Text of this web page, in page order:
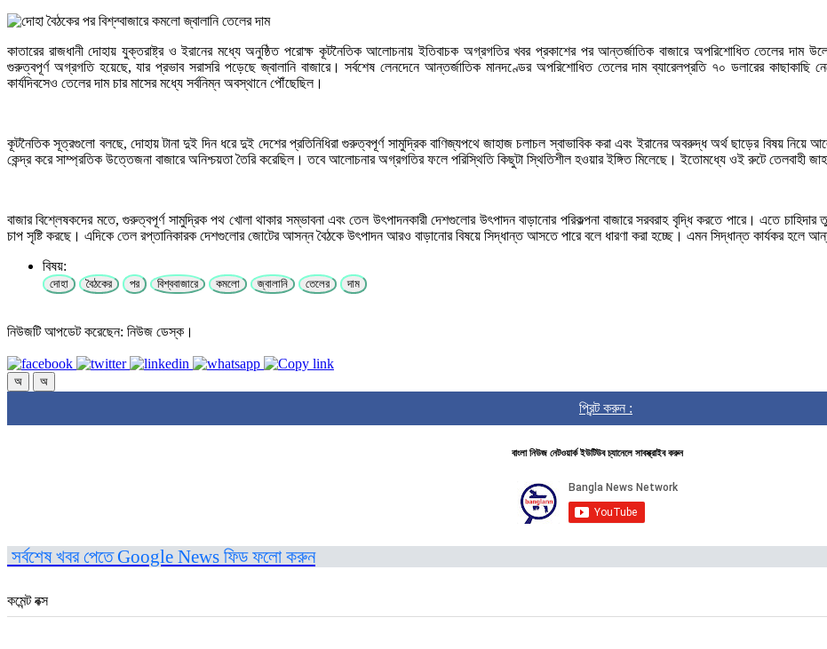
কাতারের রাজধানী দোহায় যুক্তরাষ্ট্র ও ইরানের মধ্যে অনুষ্ঠিত পরোক্ষ কূটনৈতিক আলোচনায় ইতিবাচক অগ্রগতির খবর প্রকাশের পর আন্তর্জাতিক বাজারে অপরিশোধিত তেলের দাম
গুরুত্বপূর্ণ অগ্রগতি হয়েছে, যার প্রভাব সরাসরি পড়েছে জ্বালানি বাজারে। সর্বশেষ লেনদেনে আন্তর্জাতিক মানদণ্ডের অপরিশোধিত তেলের দাম ব্যারেলপ্রতি ৭০ ডলারের
কার্যদিবসেও তেলের দাম চার মাসের মধ্যে সর্বনিম্ন অবস্থানে পৌঁছেছিল।
কূটনৈতিক সূত্রগুলো বলছে, দোহায় টানা দুই দিন ধরে দুই দেশের প্রতিনিধিরা গুরুত্বপূর্ণ সামুদ্রিক বাণিজ্যপথে জাহাজ চলাচল স্বাভাবিক করা এবং ইরানের অবরুদ্ধ অর্থ ছাড়ের বিষয়
কেন্দ্র করে সাম্প্রতিক উত্তেজনা বাজারে অনিশ্চয়তা তৈরি করেছিল। তবে আলোচনার অগ্রগতির ফলে পরিস্থিতি কিছুটা স্থিতিশীল হওয়ার ইঙ্গিত মিলেছে। ইতোমধ্যে ওই রুটে তেলবাহী
বাজার বিশ্লেষকদের মতে, গুরুত্বপূর্ণ সামুদ্রিক পথ খোলা থাকার সম্ভাবনা এবং তেল উৎপাদনকারী দেশগুলোর উৎপাদন বাড়ানোর পরিকল্পনা বাজারে সরবরাহ বৃদ্ধি করতে পারে। এতে
চাপ সৃষ্টি করছে। এদিকে তেল রপ্তানিকারক দেশগুলোর জোটের আসন্ন বৈঠকে উৎপাদন আরও বাড়ানোর বিষয়ে সিদ্ধান্ত আসতে পারে বলে ধারণা করা হচ্ছে। এমন সিদ্ধান্ত কার্যকর হলে
বিষয়:
দোহা বৈঠকের পর বিশ্ববাজারে কমলো জ্বালানি তেলের দাম
নিউজটি আপডেট করেছেন: নিউজ ডেস্ক।
অ অ
প্রিন্ট করুন :
বাংলা নিউজ নেটওয়ার্ক ইউটিউব চ্যানেলে সাবস্ক্রাইব করুন
সর্বশেষ খবর পেতে Google News ফিড ফলো করুন
কমেন্ট বক্স